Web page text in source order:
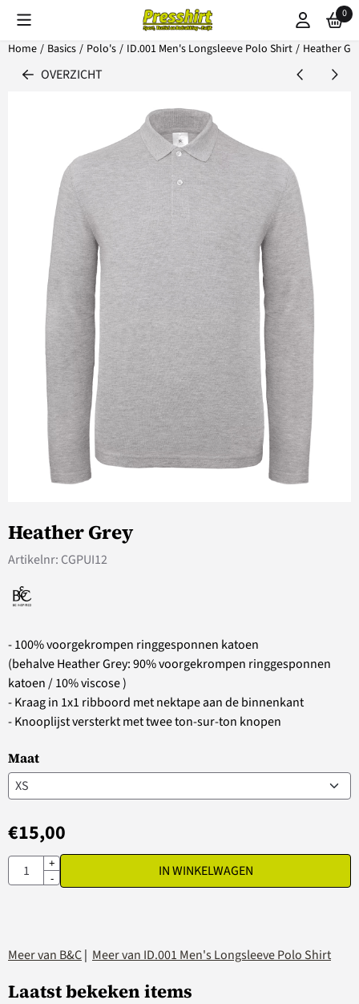
Cookievoorkeuren zijn beschikbaar. Kies instellingen of sta alle 0
Home / Basics / Polo's / ID.001 Men's Longsleeve Polo Shirt / Heather
OVERZICHT
Heather Grey
Artikelnr: CGPUI12
- 100% voorgekrompen ringgesponnen katoen
(behalve Heather Grey: 90% voorgekrompen ringgesponnen
katoen / 10% viscose )
- Kraag in 1x1 ribboord met nektape aan de binnenkant
- Knooplijst versterkt met twee ton-sur-ton knopen
Maat
€15,00
Aantal
+
-
IN WINKELWAGEN
Meer van B&C| Meer van ID.001 Men's Longsleeve Polo Shirt
Laatst bekeken items